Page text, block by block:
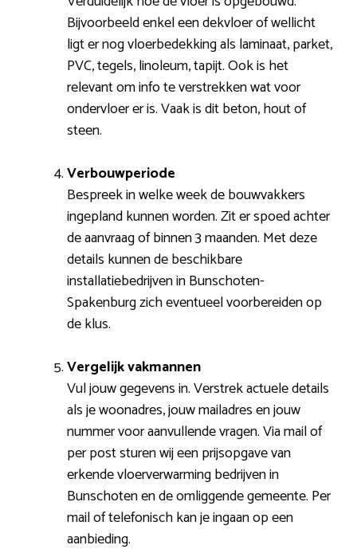
Bijvoorbeeld enkel een dekvloer of wellicht
ligt er nog vloerbedekking als laminaat, parket,
PVC, tegels, linoleum, tapijt. Ook is het
relevant om info te verstrekken wat voor
ondervloer er is. Vaak is dit beton, hout of
steen.
Verbouwperiode
Bespreek in welke week de bouwvakkers
ingepland kunnen worden. Zit er spoed achter
de aanvraag of binnen 3 maanden. Met deze
details kunnen de beschikbare
installatiebedrijven in Bunschoten-
Spakenburg zich eventueel voorbereiden op
de klus.
Vergelijk vakmannen
Vul jouw gegevens in. Verstrek actuele details
als je woonadres, jouw mailadres en jouw
nummer voor aanvullende vragen. Via mail of
per post sturen wij een prijsopgave van
erkende vloerverwarming bedrijven in
Bunschoten en de omliggende gemeente. Per
mail of telefonisch kan je ingaan op een
aanbieding.